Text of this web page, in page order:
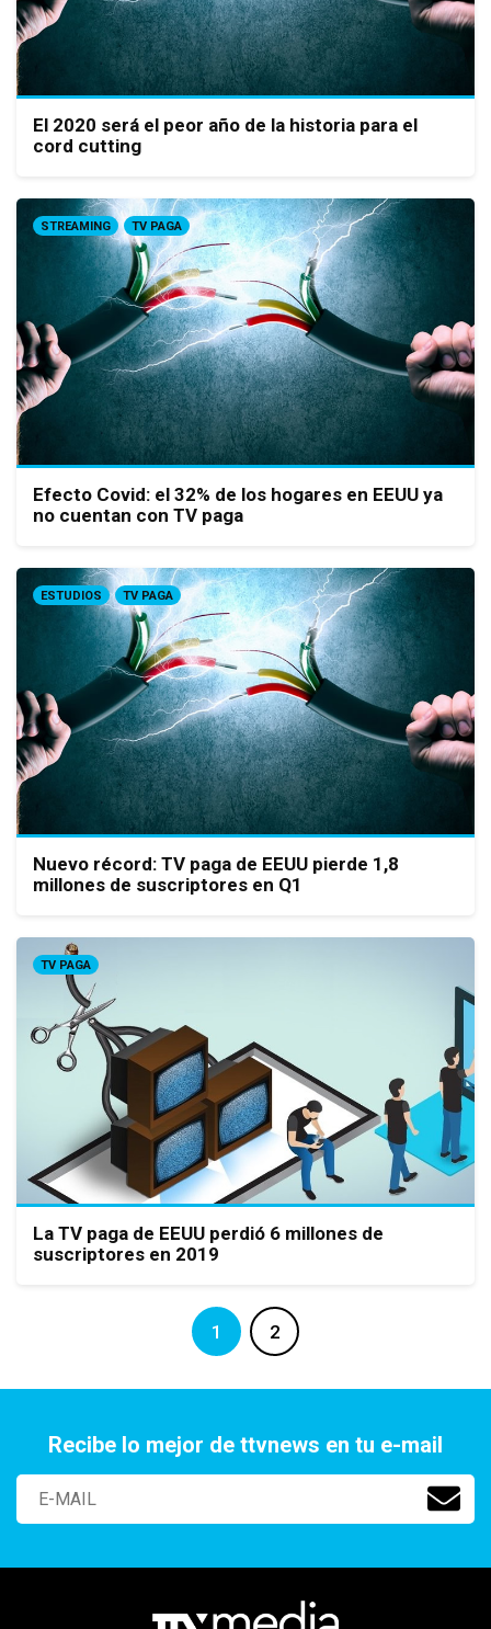
El 2020 será el peor año de la historia para el
cord cutting
STREAMING TV PAGA
Efecto Covid: el 32% de los hogares en EEUU ya
no cuentan con TV paga
ESTUDIOS TV PAGA
Nuevo récord: TV paga de EEUU pierde 1,8
millones de suscriptores en Q1
TV PAGA
La TV paga de EEUU perdió 6 millones de
suscriptores en 2019
1 2
Recibe lo mejor de ttvnews en tu e-mail